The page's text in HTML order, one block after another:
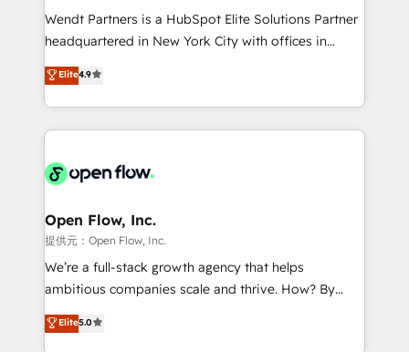
with good people' and have worked with incredible
brands. You can see some of them on our website,
Wendt Partners is a HubSpot Elite Solutions Partner
headquartered in New York City with offices in
Toronto, London and Melbourne. As a global
HubSpot partner, we specialize in working with
sophisticated B2B companies to implement the
HubSpot CRM platform across client organizations.
industrial/manufacturing, professional services,
distribution, commercial real estate, technology,
finserv/fintech, IT managed services, transportation
& logistics, energy/solar, staffing and recruiting,
media, healthcare and government contractors. Our
Technical Solutions, Enablement Solutions, Digital
Solutions and Growth Solutions. As a fully
Elite4.9
Open Flow, Inc.
提供元：Open Flow, Inc.
We’re a full-stack growth agency that helps
ambitious companies scale and thrive. How? By
upgrading and streamlining every single revenue-
generating aspect of your business. We’re proud
Elite5.0